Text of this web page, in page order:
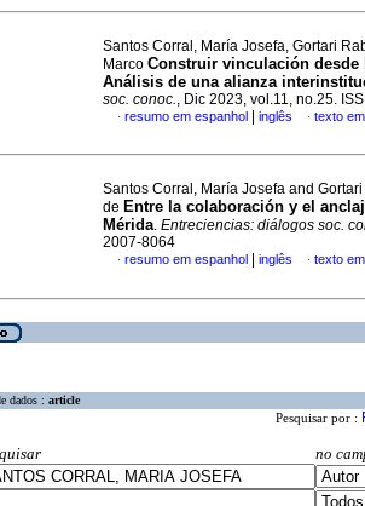
Santos Corral, María Josefa, Gortari
Marco Construir vinculación
Análisis de una alianza
soc. conoc., Dic 2023, vol.11, no.25.
· resumo em espanhol inglês · texto
Santos Corral, María Josefa and
de Entre la colaboración y el
Mérida. Entreciencias: diálogos soc.
2007-8064
· resumo em espanhol inglês · texto
dados : article
Pesquisar por :
no